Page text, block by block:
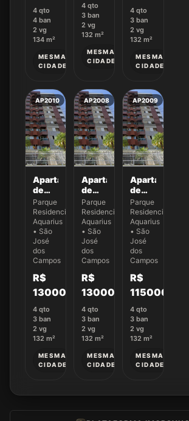
4 qto
4 ban
2 vg
134 m²
MESMA
CIDADE
4 qto
3 ban
2 vg
132 m²
MESMA
CIDADE
4 qto
3 ban
2 vg
132 m²
MESMA
CIDADE
AP2010
Apartamento
de
132,87
m² no
Ed.
New
York -
Apto
22
Parque
Residencial
Aquarius
• São
José
dos
Campos
R$
1300000
4 qto
3 ban
2 vg
132 m²
MESMA
CIDADE
AP2008
Apartamento
de
132,87
m² no
Ed.
New
York -
Apto
61
Parque
Residencial
Aquarius
• São
José
dos
Campos
R$
1300000
4 qto
3 ban
2 vg
132 m²
MESMA
CIDADE
AP2009
Apartamento
de
132,87
m² no
Ed.
New
York -
Apto
14
Parque
Residencial
Aquarius
• São
José
dos
Campos
R$
1150000
4 qto
3 ban
2 vg
132 m²
MESMA
CIDADE